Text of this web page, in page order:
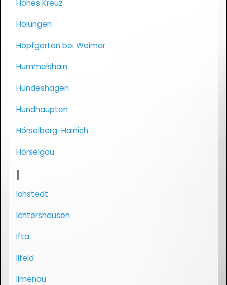
Hohes Kreuz
Holungen
Hopfgarten bei Weimar
Hummelshain
Hundeshagen
Hundhaupten
Hörselberg-Hainich
Hörselgau
I
Ichstedt
Ichtershausen
Ifta
Ilfeld
Ilmenau